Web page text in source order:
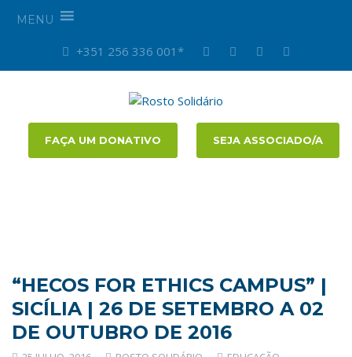
MENU
+351 256 336 001*
FAÇA UM DONATIVO SEJA ASSOCIADO/A
“HECOS FOR ETHICS CAMPUS” |
SICÍLIA | 26 DE SETEMBRO A 02
DE OUTUBRO DE 2016